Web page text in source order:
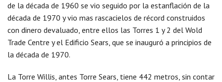
de la década de 1960 se vio seguido por la estanflación de la
década de 1970 y vio mas rascacielos de récord construidos
con dinero devaluado, entre ellos las Torres 1 y 2 del Wold
Trade Centre y el Edificio Sears, que se inauguró a principios de
la década de 1970.
La Torre Willis, antes Torre Sears, tiene 442 metros, sin contar